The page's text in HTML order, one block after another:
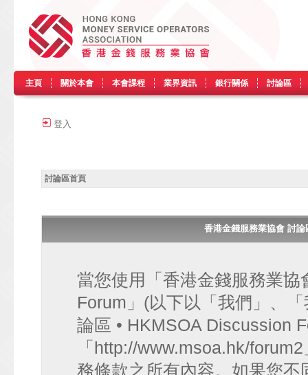
主頁 關於本會 本會課程 業界資訊 銀行關係 討論區
登入
討論區首頁
香港金錢服務業協會 討
當您使用「香港金錢服務業
Forum」(以下以「我們」、
論區 • HKMSOA Discussion
「http://www.msoa.hk/
務條款之所有內容。如果您